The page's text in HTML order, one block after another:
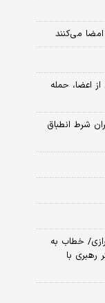
اعضا، حمله
شرط انطباق
خطاب به
با